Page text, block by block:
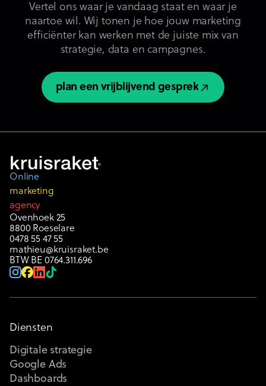
Vertel ons waar je vandaag staat en waar je
naartoe wil. Wij tonen je hoe jouw marketing
efficiënter kan werken met de juiste mix van
strategie, data en campagnes.
plan een vrijblijvend gesprek
plan een vrijblijvend gesprek
Online
marketing
agency
Ovenhoek 25
8800 Roeselare
0478 55 47 55
mathieu@kruisraket.be
BTW BE 0764.311.696
Diensten
Digitale strategie
Google Ads
Dashboards